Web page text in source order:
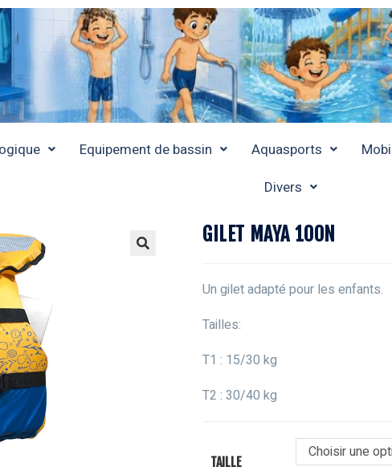
Equipement de bassin Aquasports
Divers
GILET MAYA 100N
Un gilet adapté pour les enfants.
Tailles:
T1 : 15/30 kg
T2 : 30/40 kg
TAILLE
Choisir une